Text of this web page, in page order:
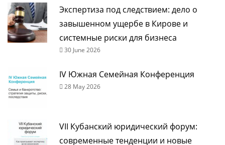
Экспертиза под следствием: дело о
завышенном ущербе в Кирове и
системные риски для бизнеса
30 June 2026
IV Южная Семейная Конференция
28 May 2026
VII Кубанский юридический форум:
современные тенденции и новые